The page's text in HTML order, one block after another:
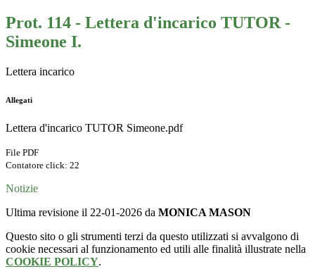
Prot. 114 - Lettera d'incarico TUTOR -
Simeone I.
Lettera incarico
Allegati
Lettera d'incarico TUTOR Simeone.pdf
File PDF
Contatore click: 22
Notizie
Ultima revisione il 22-01-2026 da MONICA MASON
Questo sito o gli strumenti terzi da questo utilizzati si avvalgono di
cookie necessari al funzionamento ed utili alle finalità illustrate nella
COOKIE POLICY.